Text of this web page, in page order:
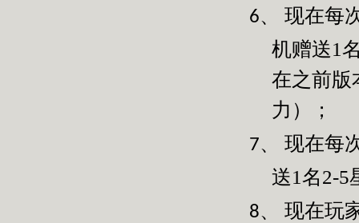
6、
现在每
机赠送1
在之前版
力）；
7、
现在每
送1名2-5
8、
现在玩